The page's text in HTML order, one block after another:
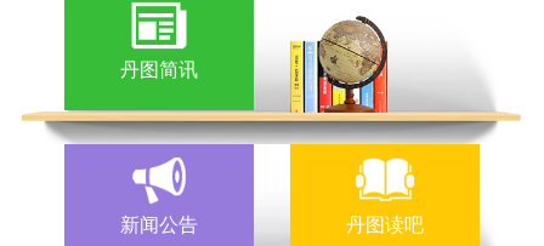
丹图简讯
新闻公告 丹图读吧